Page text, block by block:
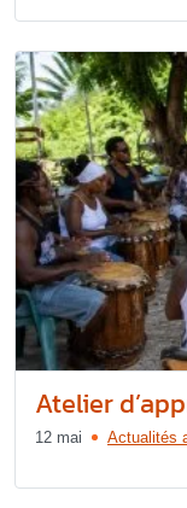
Atelier
12 mai Actualités